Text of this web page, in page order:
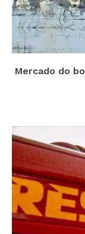
Mercado do